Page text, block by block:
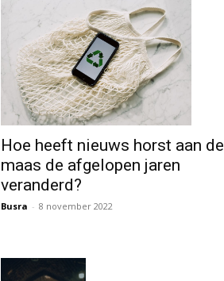
Hoe heeft nieuws horst aan de
maas de afgelopen jaren
veranderd?
Busra - 8 november 2022